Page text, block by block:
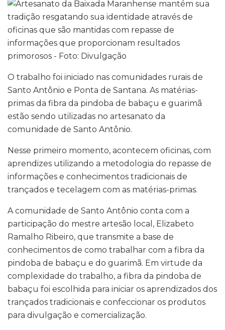
O trabalho foi iniciado nas comunidades rurais de
Santo Antônio e Ponta de Santana. As matérias-
primas da fibra da pindoba de babaçu e guarimã
estão sendo utilizadas no artesanato da
comunidade de Santo Antônio.
Nesse primeiro momento, acontecem oficinas, com
aprendizes utilizando a metodologia do repasse de
informações e conhecimentos tradicionais de
trançados e tecelagem com as matérias-primas.
A comunidade de Santo Antônio conta com a
participação do mestre artesão local, Elizabeto
Ramalho Ribeiro, que transmite a base de
conhecimentos de como trabalhar com a fibra da
pindoba de babaçu e do guarimã. Em virtude da
complexidade do trabalho, a fibra da pindoba de
babaçu foi escolhida para iniciar os aprendizados dos
trançados tradicionais e confeccionar os produtos
para divulgação e comercialização.